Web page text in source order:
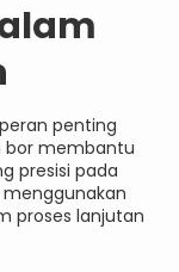
penting
bor membantu
presisi pada
proses lanjutan